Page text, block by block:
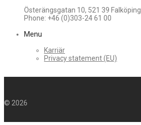
Österängsgatan 10, 521 39 Falköping
Phone: +46 (0)303-24 61 00
Menu
Karriär
Privacy statement (EU)
© 2026